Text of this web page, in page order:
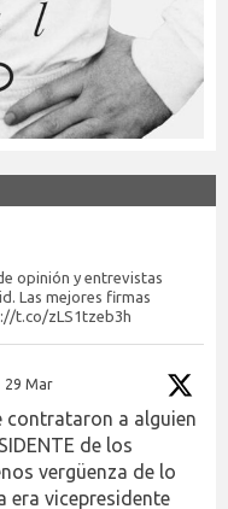
opinión y entrevistas
Las mejores firmas
t.co/zLS1tzeb3h
29 Mar
contrataron a alguien
de los
vergüenza de lo
era vicepresidente